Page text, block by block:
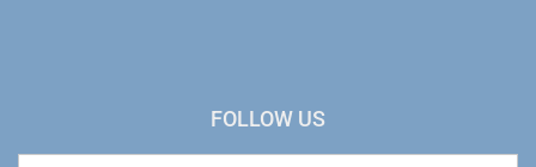
FOLLOW US